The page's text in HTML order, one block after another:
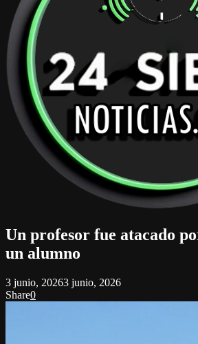
Un profesor fue atacado
un alumno
3 junio, 20263 junio, 2026
Share0